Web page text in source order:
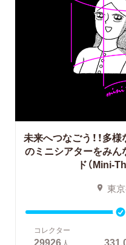
未来へつなごう！！多
のミニシアターをみん
ド（Mini-
東
コレクター
29926